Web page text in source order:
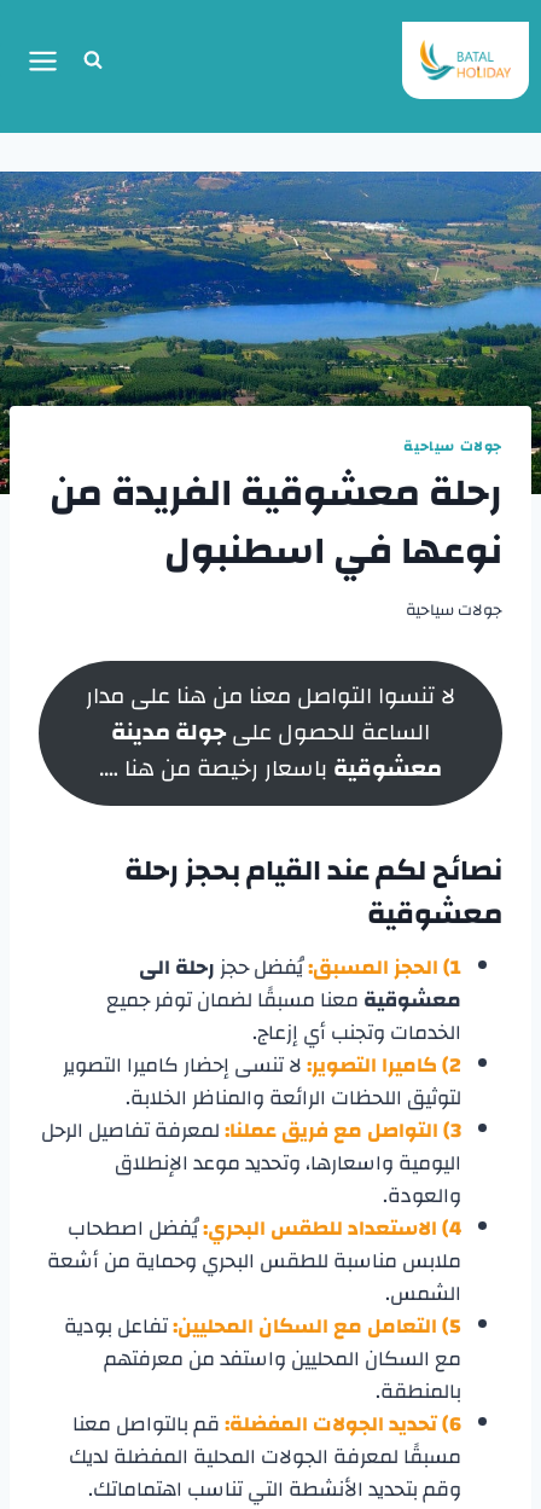
جولات سياحية
رحلة معشوقية الفريدة من
نوعها في اسطنبول
جولات سياحية
لا تنسوا التواصل معنا من هنا على مدار
الساعة للحصول علىجولة مدينة
معشوقية باسعار رخيصة من هنا ….
نصائح لكم عند القيام بحجزرحلة
معشوقية
1) الحجز المسبق: يُفضل حجزرحلة الى
معشوقيةمعنا مسبقًا لضمان توفر جميع
الخدمات وتجنب أي إزعاج.
2) كاميرا التصوير:لا تنسى إحضار كاميرا التصوير
لتوثيق اللحظات الرائعة والمناظر الخلابة.
3) التواصل مع فريق عملنا:
لمعرفة تفاصيل الرحل
اليومية واسعارها، وتحديد موعد الإنطلاق
والعودة.
4) الاستعداد للطقس البحري:يُفضل اصطحاب
ملابس مناسبة للطقس البحري وحماية من أشعة
الشمس.
5) التعامل مع السكان المحليين:تفاعل بودية
مع السكان المحليين واستفد من معرفتهم
بالمنطقة.
6) تحديد الجولات المفضلة:قم بالتواصل معنا
مسبقًا لمعرفة الجولات المحلية المفضلة لديك
وقم بتحديد الأنشطة التي تناسب اهتماماتك.